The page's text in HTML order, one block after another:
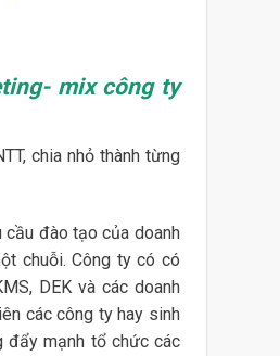
mix công ty
chia nhỏ thành từng
cầu đào tạo của doanh
chuỗi. Công ty có có
DEK và các doanh
các công ty hay sinh
đẩy mạnh tổ chức các